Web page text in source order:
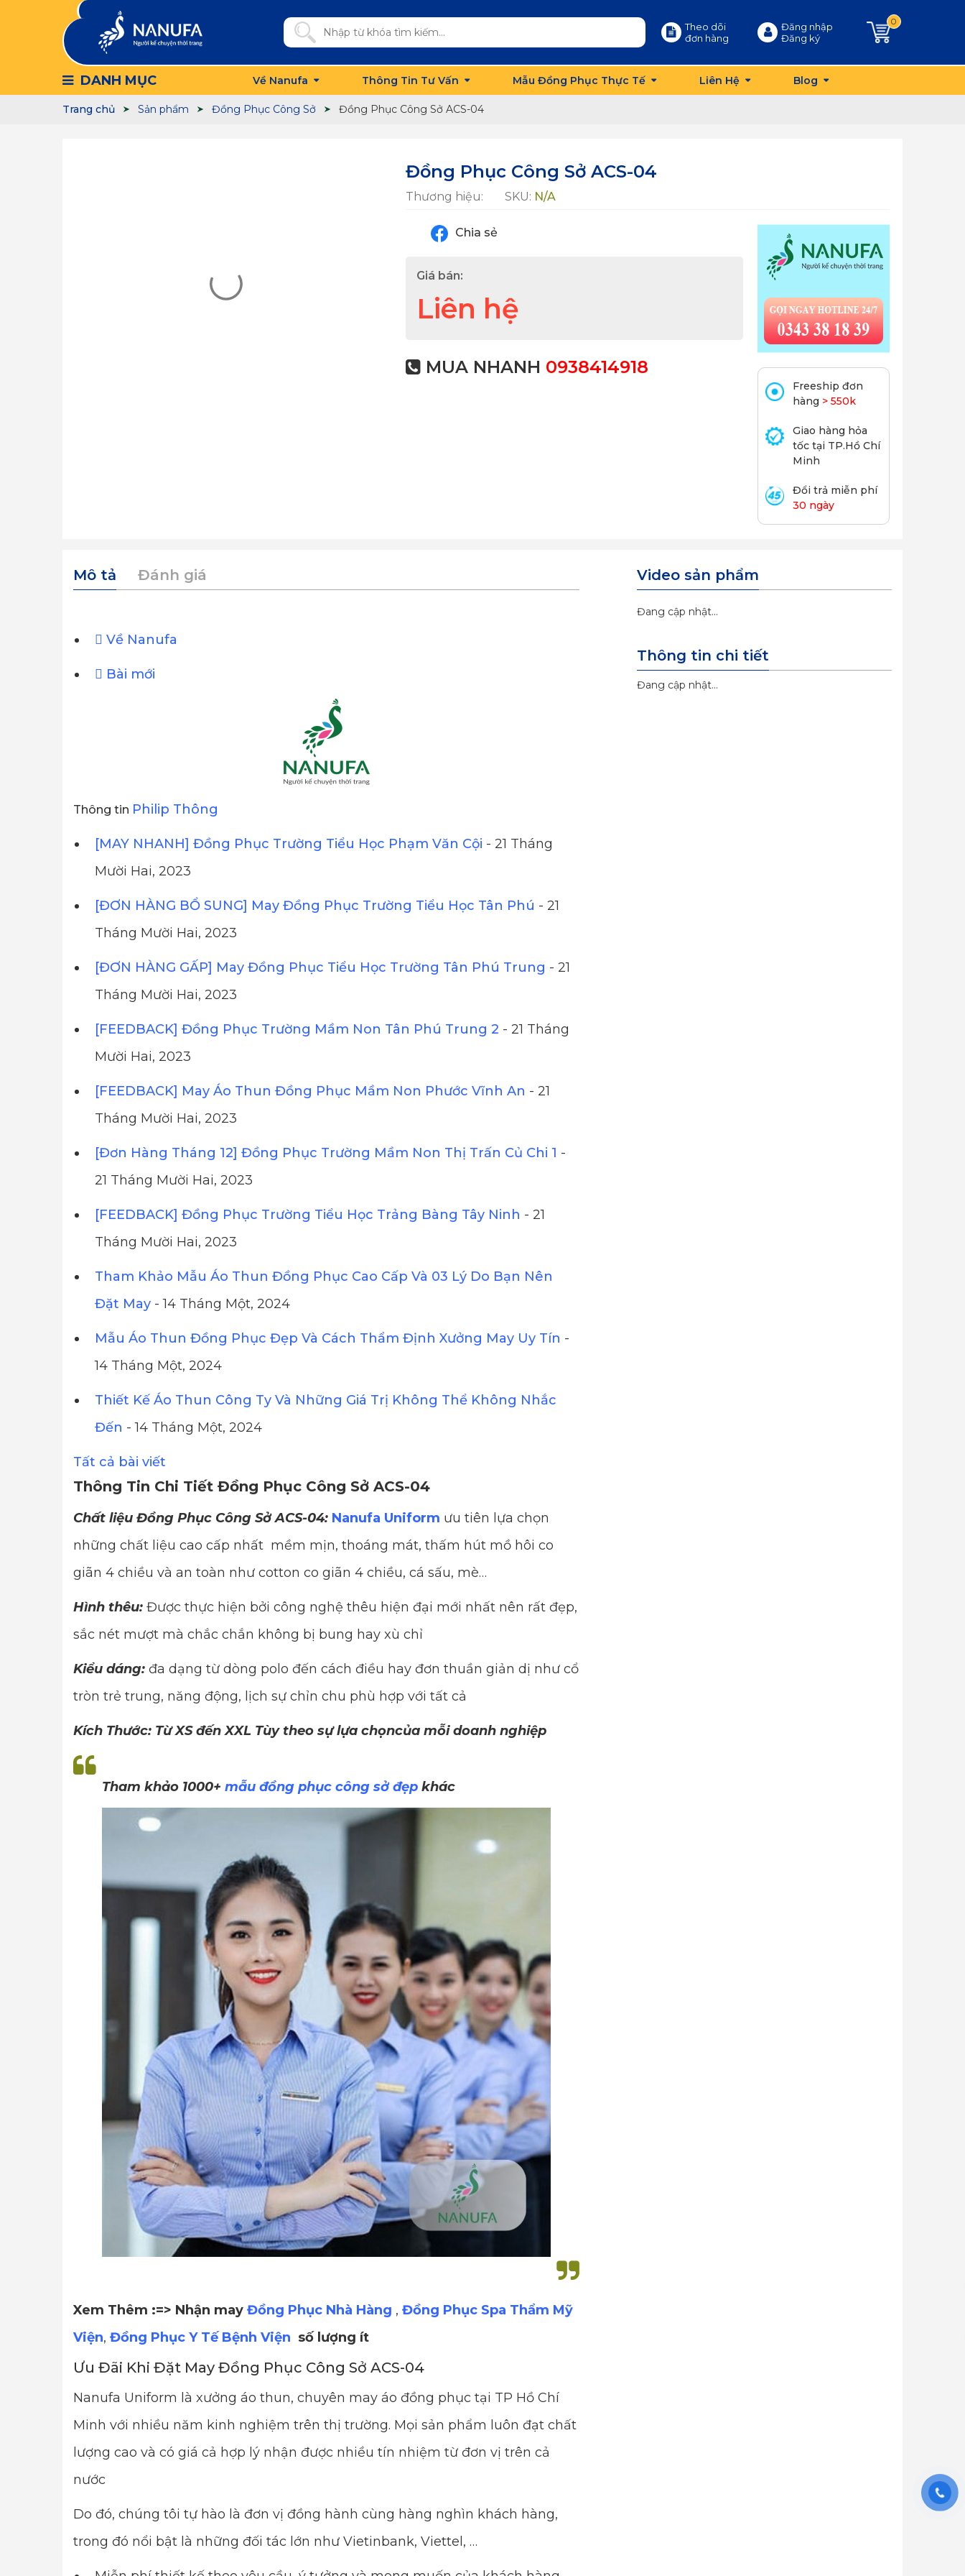
Theo dõi
đơn hàng
Đăng nhập
Đăng ký
0
DANH MỤC Về Nanufa Thông Tin Tư Vấn Mẫu Đồng Phục Thực Tế Liên Hệ Blog
Trang chủ Sản phẩm Đồng Phục Công Sở Đồng Phục Công Sở ACS-04
Đồng Phục Công Sở ACS-04
Thương hiệu: SKU: N/A
Chia sẻ
Giá bán:
Liên hệ
MUA NHANH 0938414918
Freeship đơn
hàng > 550k
Giao hàng hỏa
tốc tại TP.Hồ Chí
Minh
Đổi trả miễn phí
30 ngày
Mô tả Đánh giá
Về Nanufa
Bài mới
Thông tin Philip Thông
[MAY NHANH] Đồng Phục Trường Tiểu Học Phạm Văn Cội - 21 Tháng
Mười Hai, 2023
[ĐƠN HÀNG BỔ SUNG] May Đồng Phục Trường Tiểu Học Tân Phú - 21
Tháng Mười Hai, 2023
[ĐƠN HÀNG GẤP] May Đồng Phục Tiểu Học Trường Tân Phú Trung - 21
Tháng Mười Hai, 2023
[FEEDBACK] Đồng Phục Trường Mầm Non Tân Phú Trung 2 - 21 Tháng
Mười Hai, 2023
[FEEDBACK] May Áo Thun Đồng Phục Mầm Non Phước Vĩnh An - 21
Tháng Mười Hai, 2023
[Đơn Hàng Tháng 12] Đồng Phục Trường Mầm Non Thị Trấn Củ Chi 1 -
21 Tháng Mười Hai, 2023
[FEEDBACK] Đồng Phục Trường Tiểu Học Trảng Bàng Tây Ninh - 21
Tháng Mười Hai, 2023
Tham Khảo Mẫu Áo Thun Đồng Phục Cao Cấp Và 03 Lý Do Bạn Nên
Đặt May - 14 Tháng Một, 2024
Mẫu Áo Thun Đồng Phục Đẹp Và Cách Thẩm Định Xưởng May Uy Tín -
14 Tháng Một, 2024
Thiết Kế Áo Thun Công Ty Và Những Giá Trị Không Thể Không Nhắc
Đến - 14 Tháng Một, 2024
Tất cả bài viết
Thông Tin Chi Tiết Đồng Phục Công Sở ACS-04
Chất liệu Đồng Phục Công Sở ACS-04: Nanufa Uniform ưu tiên lựa chọn
những chất liệu cao cấp nhất mềm mịn, thoáng mát, thấm hút mồ hôi co
giãn 4 chiều và an toàn như cotton co giãn 4 chiều, cá sấu, mè…
Hình thêu: Được thực hiện bởi công nghệ thêu hiện đại mới nhất nên rất đẹp,
sắc nét mượt mà chắc chắn không bị bung hay xù chỉ
Kiểu dáng: đa dạng từ dòng polo đến cách điều hay đơn thuần giản dị như cổ
tròn trẻ trung, năng động, lịch sự chỉn chu phù hợp với tất cả
Kích Thước: Từ XS đến XXL Tùy theo sự lựa chọncủa mỗi doanh nghiệp
Tham khảo 1000+ mẫu đồng phục công sở đẹp khác
Xem Thêm :=> Nhận may Đồng Phục Nhà Hàng , Đồng Phục Spa Thẩm Mỹ
Viện, Đồng Phục Y Tế Bệnh Viện số lượng ít
Ưu Đãi Khi Đặt May Đồng Phục Công Sở ACS-04
Nanufa Uniform là xưởng áo thun, chuyên may áo đồng phục tại TP Hồ Chí
Minh với nhiều năm kinh nghiệm trên thị trường. Mọi sản phẩm luôn đạt chất
lượng cao và có giá cả hợp lý nhận được nhiều tín nhiệm từ đơn vị trên cả
nước
Do đó, chúng tôi tự hào là đơn vị đồng hành cùng hàng nghìn khách hàng,
trong đó nổi bật là những đối tác lớn như Vietinbank, Viettel, …
Video sản phẩm
Đang cập nhật...
Thông tin chi tiết
Đang cập nhật...